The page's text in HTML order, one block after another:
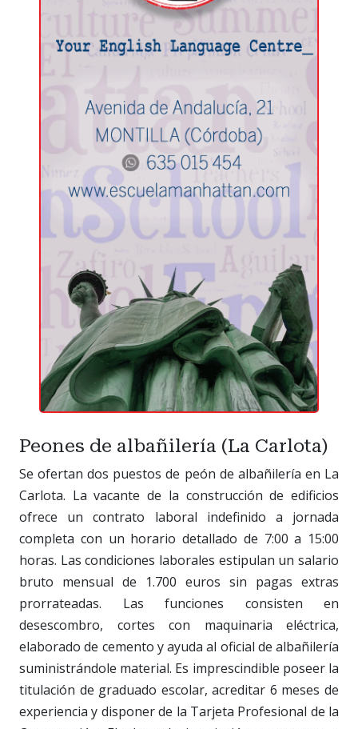
Peones de albañilería (La Carlota)
Se ofertan dos puestos de peón de albañilería en La
Carlota. La vacante de la construcción de edificios
ofrece un contrato laboral indefinido a jornada
completa con un horario detallado de 7:00 a 15:00
horas. Las condiciones laborales estipulan un salario
bruto mensual de 1.700 euros sin pagas extras
prorrateadas. Las funciones consisten en
desescombro, cortes con maquinaria eléctrica,
elaborado de cemento y ayuda al oficial de albañilería
suministrándole material. Es imprescindible poseer la
titulación de graduado escolar, acreditar 6 meses de
experiencia y disponer de la Tarjeta Profesional de la